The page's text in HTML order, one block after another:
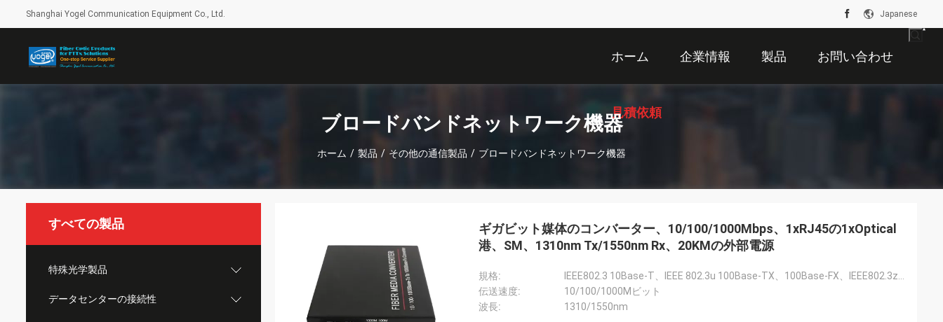
Shanghai Yogel Communication Equipment Co., Ltd. Japanese
ホーム 企業情報 製品 お問い合わせ
見積依頼
ブロードバンドネットワーク機器
ホーム / 製品 / その他の通信製品 / ブロードバンドネットワーク機器
すべての製品
特殊光学製品
データセンターの接続性
ギガビット媒体のコンバーター、10/100/1000Mbps、1xRJ45の1xOptical
港、SM、1310nm Tx/1550nm Rx、20KMの外部電源
規格:
伝送速度:
10/100/1000Mビット
波長:
1310/1550nm